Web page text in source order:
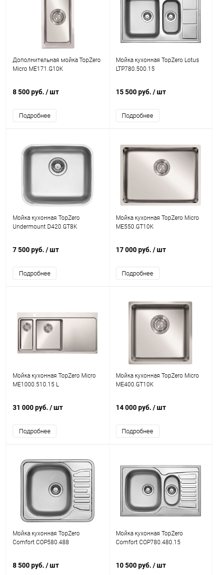
Дополнительная мойка TopZero
Micro ME171.G10K
8 500 руб. / шт
Подробнее
Мойка кухонная TopZero Lotus
LTP780.500.15
15 500 руб. / шт
Подробнее
Мойка кухонная TopZero
Undermount D420.GT8K
7 500 руб. / шт
Подробнее
Мойка кухонная TopZero Micro
ME550.GT10K
17 000 руб. / шт
Подробнее
Мойка кухонная TopZero Micro
ME1000.510.15 L
31 000 руб. / шт
Подробнее
Мойка кухонная TopZero Micro
ME400.GT10K
14 000 руб. / шт
Подробнее
Мойка кухонная TopZero
Comfort COP580.488
8 500 руб. / шт
Мойка кухонная TopZero
Comfort COP780.480.15
10 500 руб. / шт